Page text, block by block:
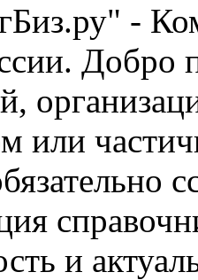
-
Добро
или
и